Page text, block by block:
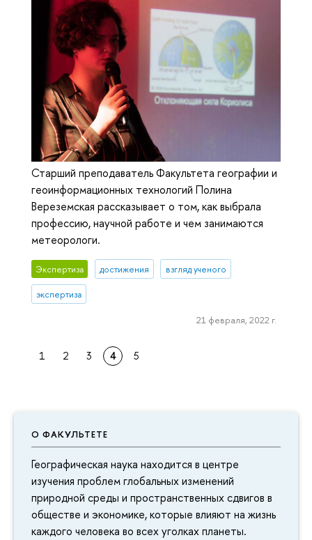
О ФАКУЛЬТЕТЕ
Географическая наука находится в центре
изучения проблем глобальных изменений
природной среды и пространственных сдвигов в
обществе и экономике, которые влияют на жизнь
каждого человека во всех уголках планеты.
Старший преподаватель Факультета географии и
геоинформационных технологий Полина
Вереземская рассказывает о том, как выбрала
профессию, научной работе и чем занимаются
метеорологи.
Экспертиза достижения взгляд ученого
экспертиза
21 февраля, 2022 г.
1 2 3 4 5